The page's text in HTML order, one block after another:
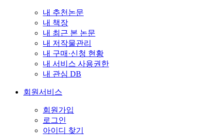
내 추천논문
내 책장
내 최근 본 논문
내 저작물관리
내 구매·신청 현황
내 서비스 사용권한
내 관심 DB
회원서비스
회원가입
로그인
아이디 찾기